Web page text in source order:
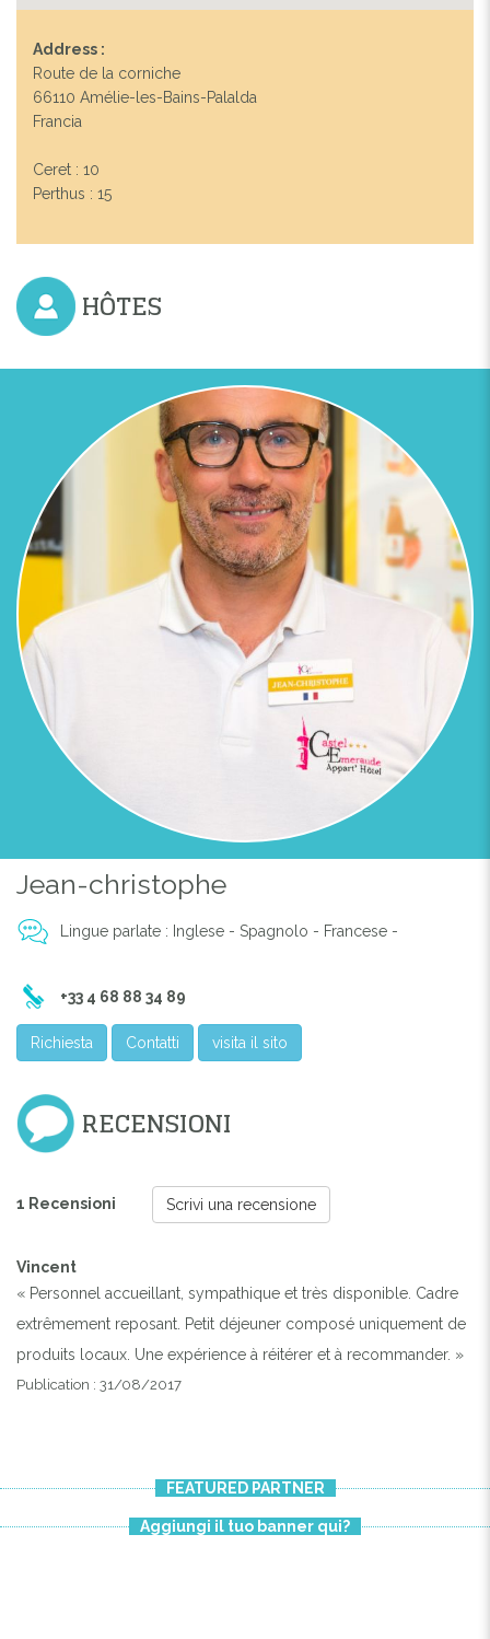
Address :
Route de la corniche
66110 Amélie-les-Bains-Palalda
Francia
Ceret : 10
Perthus : 15
HÔTES
Jean-christophe
Lingue parlate : Inglese - Spagnolo - Francese -
+33 4 68 88 34 89
Richiesta Contatti visita il sito
RECENSIONI
1 Recensioni Scrivi una recensione
Vincent
« Personnel accueillant, sympathique et très disponible. Cadre
extrêmement reposant. Petit déjeuner composé uniquement de
produits locaux. Une expérience à réitérer et à recommander. »
Publication : 31/08/2017
FEATURED PARTNER
Aggiungi il tuo banner qui?